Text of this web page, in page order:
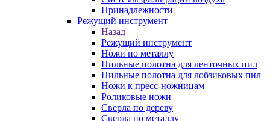
Принадлежности
Режущий инструмент
Назад
Режущий инструмент
Ножи по металлу
Пильные полотна для ленточных пил
Пильные полотна для лобзиковых пил
Ножи к пресс-ножницам
Роликовые ножи
Сверла по дереву
Сверла по металлу